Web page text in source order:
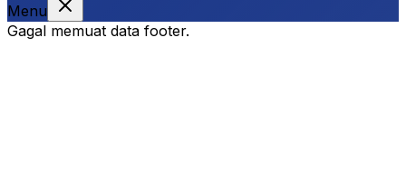
Menu
Gagal memuat data footer.